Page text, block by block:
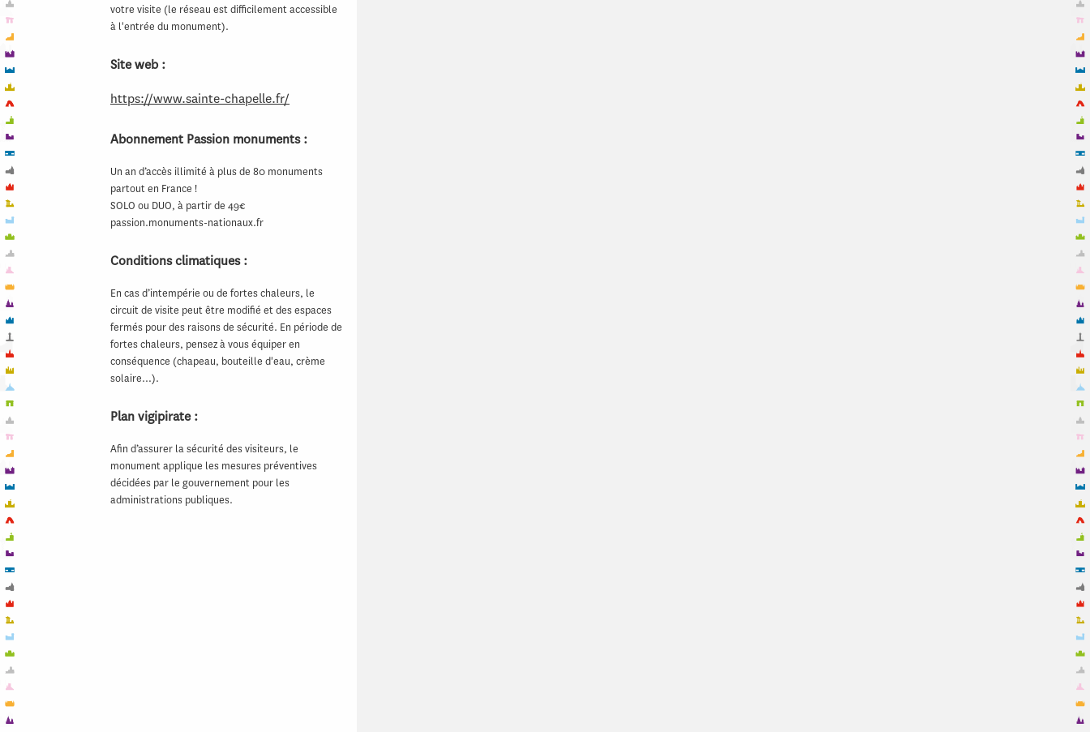
votre visite (le réseau est difficilement accessible
à l'entrée du monument).
Site web :
https://www.sainte-chapelle.fr/
Abonnement Passion monuments :
Un an d’accès illimité à plus de 80 monuments
partout en France !
SOLO ou DUO, à partir de 49€
passion.monuments-nationaux.fr
Conditions climatiques :
En cas d’intempérie ou de fortes chaleurs, le
circuit de visite peut être modifié et des espaces
fermés pour des raisons de sécurité. En période de
fortes chaleurs, pensez à vous équiper en
conséquence (chapeau, bouteille d'eau, crème
solaire…).
Plan vigipirate :
Afin d’assurer la sécurité des visiteurs, le
monument applique les mesures préventives
décidées par le gouvernement pour les
administrations publiques.